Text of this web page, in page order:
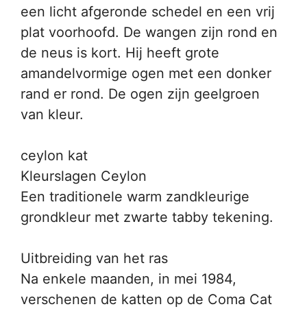
een licht afgeronde schedel en een vrij
plat voorhoofd. De wangen zijn rond en
de neus is kort. Hij heeft grote
amandelvormige ogen met een donker
rand er rond. De ogen zijn geelgroen
van kleur.
ceylon kat
Kleurslagen Ceylon
Een traditionele warm zandkleurige
grondkleur met zwarte tabby tekening.
Uitbreiding van het ras
Na enkele maanden, in mei 1984,
verschenen de katten op de Coma Cat